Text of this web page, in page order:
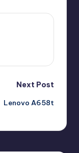
Next Post
Lenovo A658t